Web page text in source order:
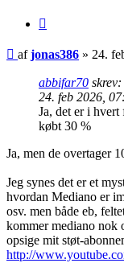
Indlæg
afjonas386 » 24.
abbifar70 skrev:
24. feb 2026,
Ja, det er i
købt 30 %
Ja, men de overtager
Jeg synes det er et
hvordan Mediano er
osv. men både eb,
kommer mediano nok
opsige mit støt-
http://